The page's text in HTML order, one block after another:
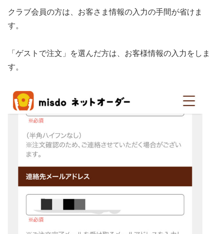
クラブ会員の方は、お客さま情報の入力の手間が省けま
す。
「ゲストで注文」を選んだ方は、お客様情報の入力をしま
す。